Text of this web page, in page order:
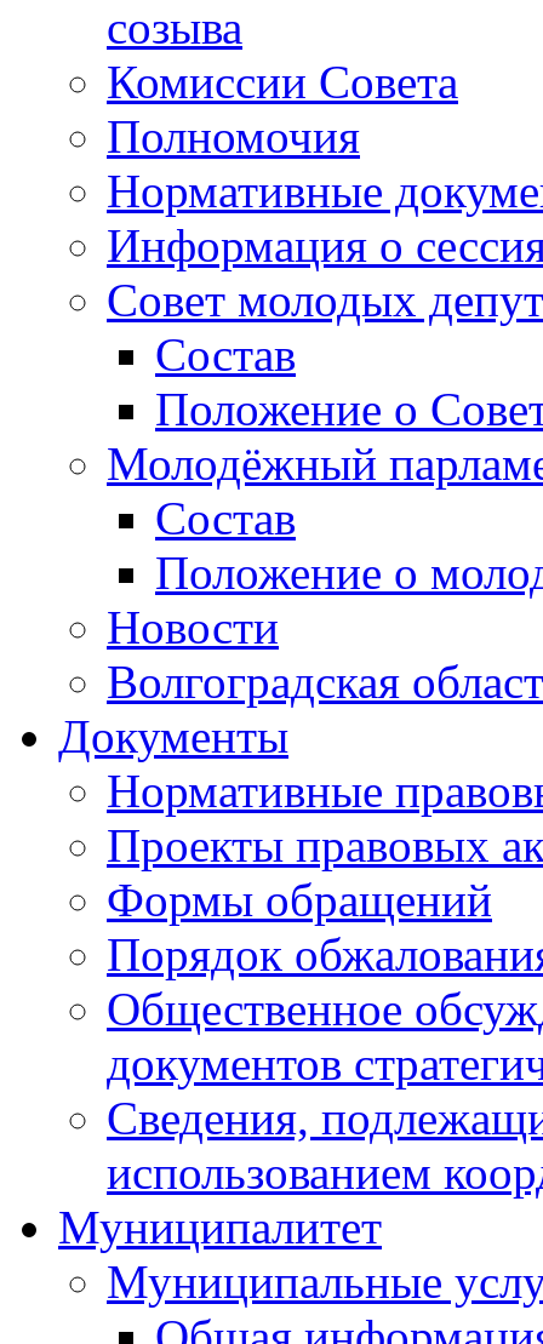
созыва
Комиссии Совета
Полномочия
Нормативные
Информация о
Совет молодых
Состав
Положение о
Молодёжный
Состав
Положение о
Новости
Волгоградская
Документы
Нормативные
Проекты правовых
Формы обращений
Порядок
Общественное
документов
Сведения,
использованием
Муниципалитет
Муниципальные